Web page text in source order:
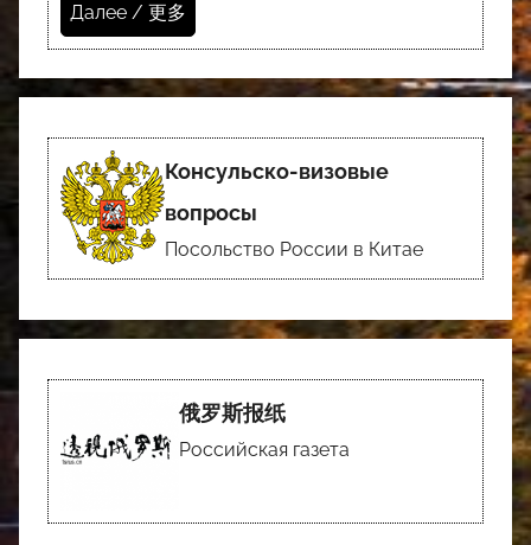
Далее / 更多
Консульско-визовые
вопросы
Посольство России в Китае
俄罗斯报纸
Российская газета